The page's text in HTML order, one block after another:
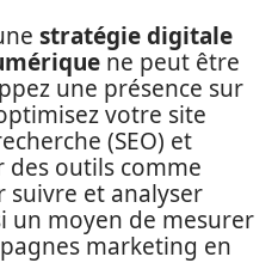
stratégie digitale
ne peut être
une présence sur
votre site
(SEO) et
des outils comme
suivre et analyser
un moyen de mesurer
marketing en